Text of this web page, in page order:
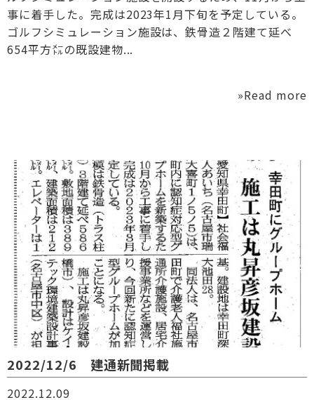
事に着手した。完成は2023年1月下旬を予定している。
ゴルフシミュレーション施設は、鉄骨造２階建て延べ
654平方㍍の既設建物...
»Read more
2022/12/6 建通新聞掲載
2022.12.09